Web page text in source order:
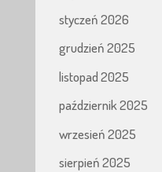
styczeń 2026
grudzień 2025
listopad 2025
październik 2025
wrzesień 2025
sierpień 2025